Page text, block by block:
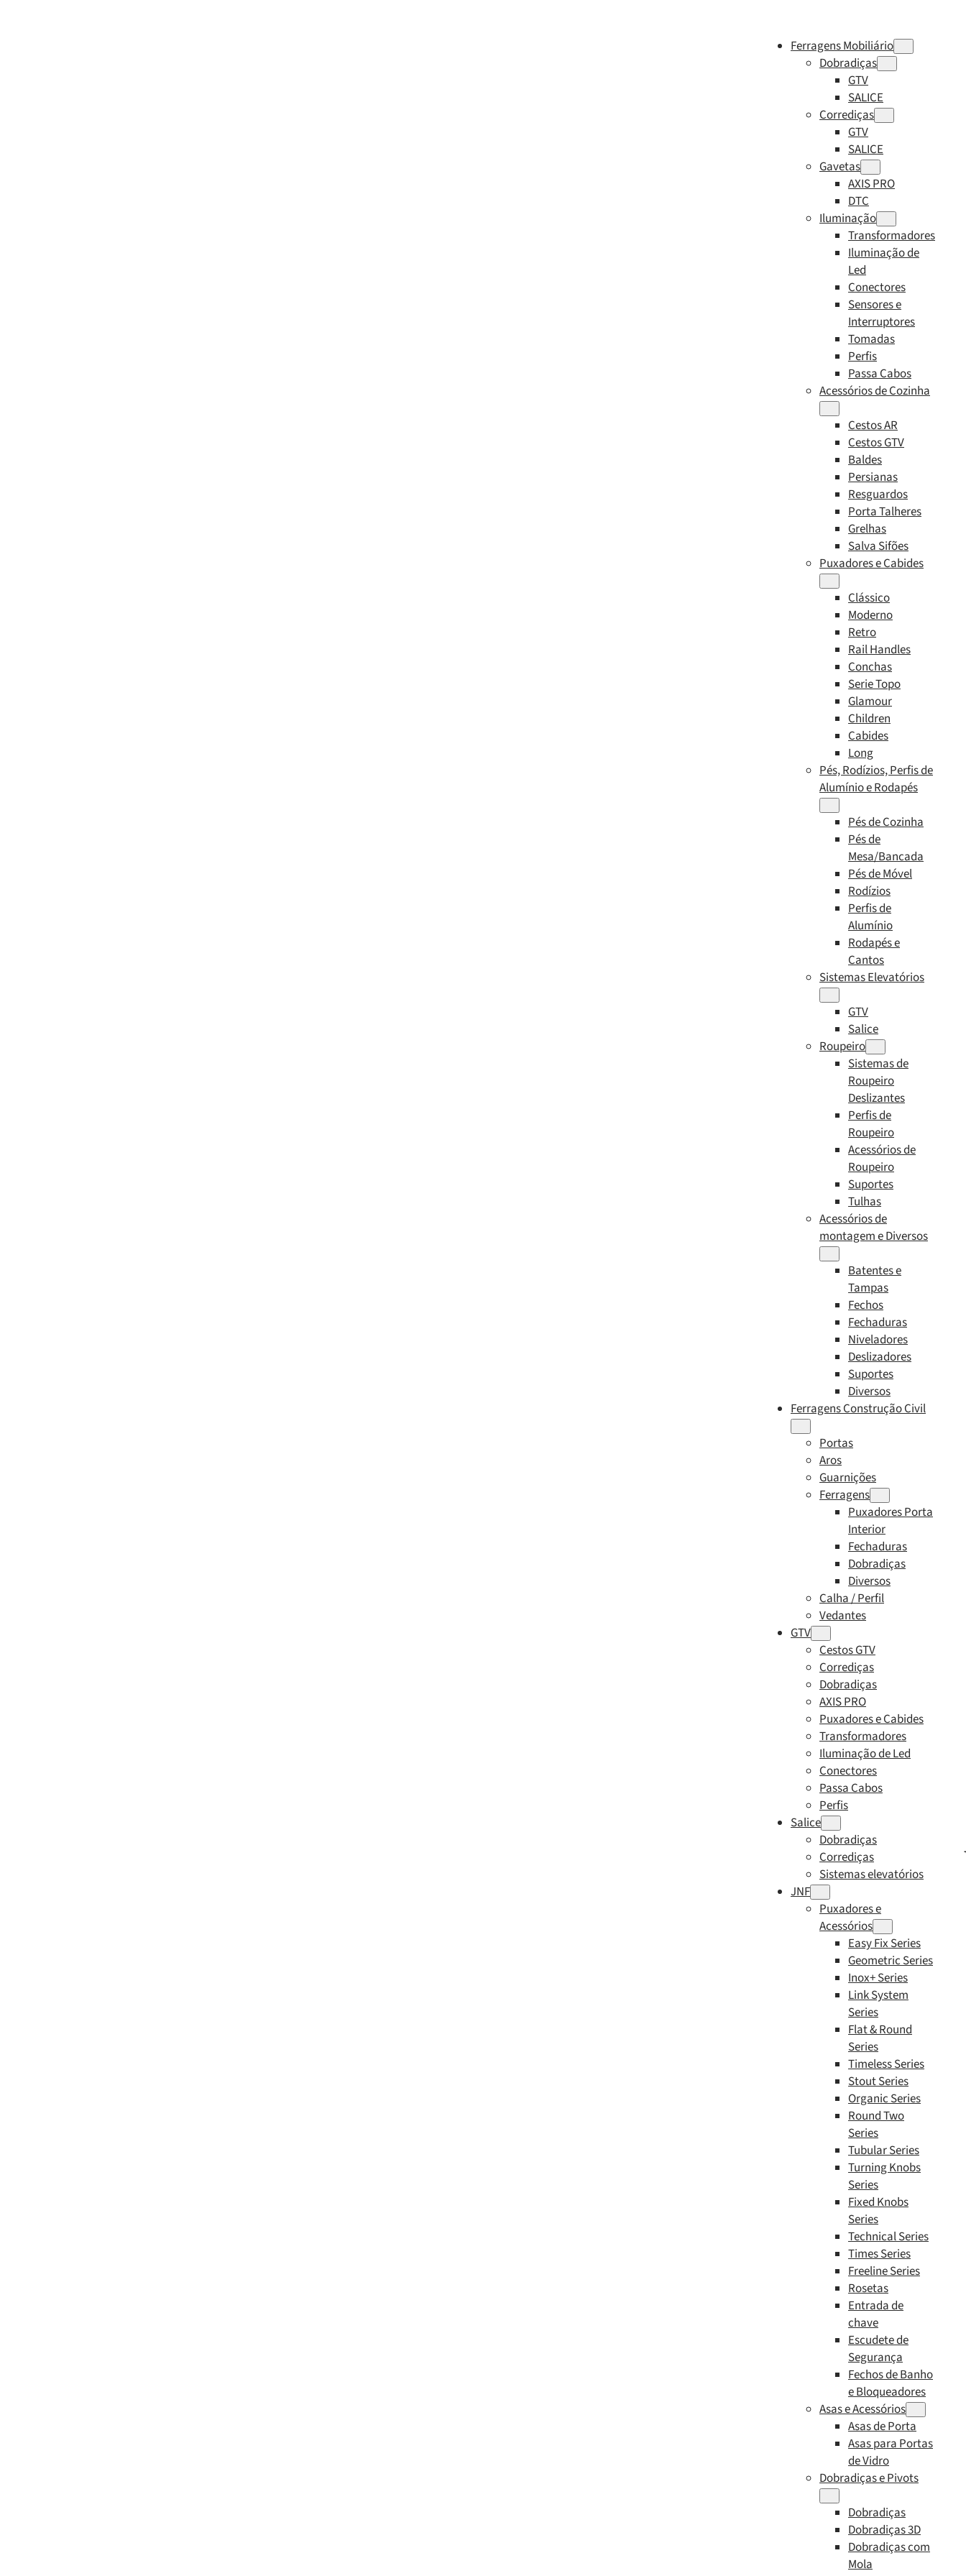
Ferragens Mobiliário
Dobradiças
GTV
SALICE
Corrediças
GTV
SALICE
Gavetas
AXIS PRO
DTC
Iluminação
Transformadores
Iluminação de
Led
Conectores
Sensores e
Interruptores
Tomadas
Perfis
Passa Cabos
Acessórios de Cozinha
Cestos AR
Cestos GTV
Baldes
Persianas
Resguardos
Porta Talheres
Grelhas
Salva Sifões
Puxadores e Cabides
Clássico
Moderno
Retro
Rail Handles
Conchas
Serie Topo
Glamour
Children
Cabides
Long
Pés, Rodízios, Perfis de
Alumínio e Rodapés
Pés de Cozinha
Pés de
Mesa/Bancada
Pés de Móvel
Rodízios
Perfis de
Alumínio
Rodapés e
Cantos
Sistemas Elevatórios
GTV
Salice
Roupeiro
Sistemas de
Roupeiro
Deslizantes
Perfis de
Roupeiro
Acessórios de
Roupeiro
Suportes
Tulhas
Acessórios de
montagem e Diversos
Batentes e
Tampas
Fechos
Fechaduras
Niveladores
Deslizadores
Suportes
Diversos
Ferragens Construção Civil
Portas
Aros
Guarnições
Ferragens
Puxadores Porta
Interior
Fechaduras
Dobradiças
Diversos
Calha / Perfil
Vedantes
GTV
Cestos GTV
Corrediças
Dobradiças
AXIS PRO
Puxadores e Cabides
Transformadores
Iluminação de Led
Conectores
Passa Cabos
Perfis
Salice
Dobradiças
Corrediças
Sistemas elevatórios
JNF
Puxadores e
Acessórios
Easy Fix Series
Geometric Series
Inox+ Series
Link System
Series
Flat & Round
Series
Timeless Series
Stout Series
Organic Series
Round Two
Series
Tubular Series
Turning Knobs
Series
Fixed Knobs
Series
Technical Series
Times Series
Freeline Series
Rosetas
Entrada de
chave
Escudete de
Segurança
Fechos de Banho
e Bloqueadores
Asas e Acessórios
Asas de Porta
Asas para Portas
de Vidro
Dobradiças e Pivots
Dobradiças
Dobradiças 3D
Dobradiças com
Mola